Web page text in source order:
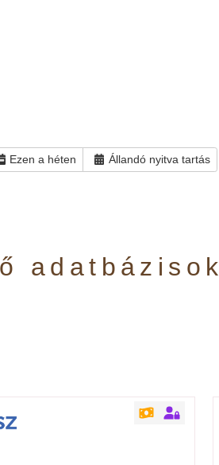
Ezen a héten Állandó nyitva tartás
adatbázisok